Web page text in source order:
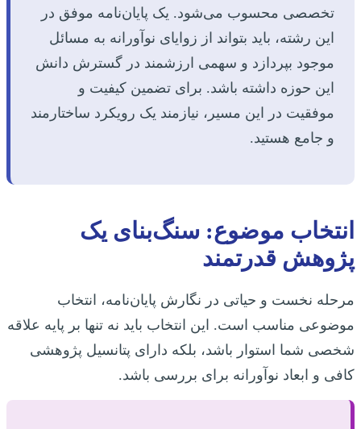
تخصصی محسوب می‌شود. یک پایان‌نامه موفق در
این رشته، باید بتواند از زوایای نوآورانه به مسائل
موجود بپردازد و سهمی ارزشمند در گسترش دانش
این حوزه داشته باشد. برای تضمین کیفیت و
موفقیت در این مسیر، نیازمند یک رویکرد ساختارمند
و جامع هستید.
انتخاب موضوع: سنگ‌بنای یک
پژوهش قدرتمند
مرحله نخست و حیاتی در نگارش پایان‌نامه، انتخاب
موضوعی مناسب است. این انتخاب باید نه تنها بر پایه علاقه
شخصی شما استوار باشد، بلکه دارای پتانسیل پژوهشی
کافی و ابعاد نوآورانه برای بررسی باشد.